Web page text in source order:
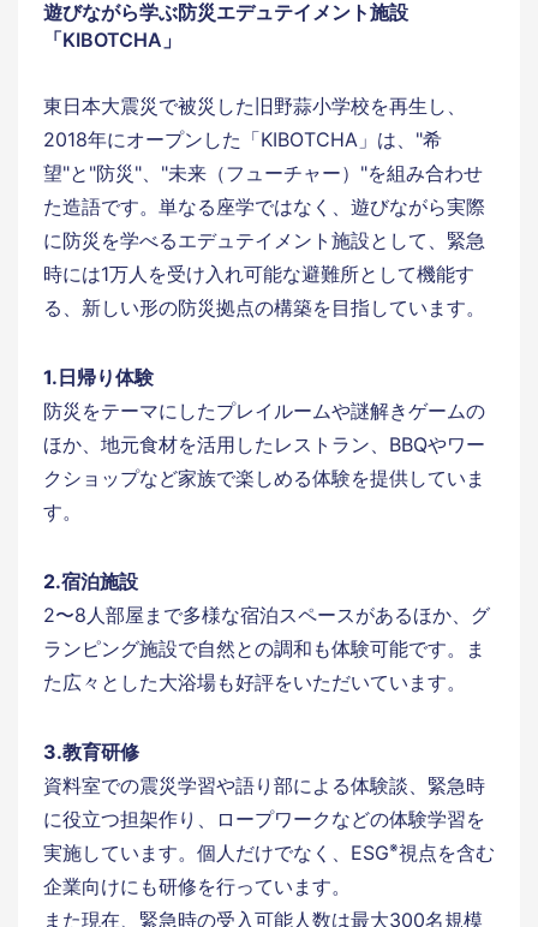
遊びながら学ぶ防災エデュテイメント施設
「KIBOTCHA」
東日本大震災で被災した旧野蒜小学校を再生し、
2018年にオープンした「KIBOTCHA」は、"希
望"と"防災"、"未来（フューチャー）"を組み合わせ
た造語です。単なる座学ではなく、遊びながら実際
に防災を学べるエデュテイメント施設として、緊急
時には1万人を受け入れ可能な避難所として機能す
る、新しい形の防災拠点の構築を目指しています。
1.日帰り体験
防災をテーマにしたプレイルームや謎解きゲームの
ほか、地元食材を活用したレストラン、BBQやワー
クショップなど家族で楽しめる体験を提供していま
す。
2.宿泊施設
2〜8人部屋まで多様な宿泊スペースがあるほか、グ
ランピング施設で自然との調和も体験可能です。ま
た広々とした大浴場も好評をいただいています。
3.教育研修
資料室での震災学習や語り部による体験談、緊急時
に役立つ担架作り、ロープワークなどの体験学習を
実施しています。個人だけでなく、ESG※視点を含む
企業向けにも研修を行っています。
また現在、緊急時の受入可能人数は最大300名規模